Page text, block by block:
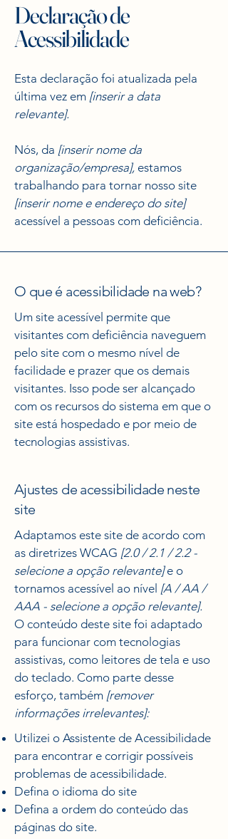
Declaração de
Acessibilidade
Esta declaração foi atualizada pela
última vez em [inserir a data
relevante].
Nós, da [inserir nome da
organização/empresa], estamos
trabalhando para tornar nosso site
[inserir nome e endereço do site]
acessível a pessoas com deficiência.
O que é acessibilidade na web?
Um site acessível permite que
visitantes com deficiência naveguem
pelo site com o mesmo nível de
facilidade e prazer que os demais
visitantes. Isso pode ser alcançado
com os recursos do sistema em que o
site está hospedado e por meio de
tecnologias assistivas.
Ajustes de acessibilidade neste
site
Adaptamos este site de acordo com
as diretrizes WCAG [2.0 / 2.1 / 2.2 -
selecione a opção relevante]e o
tornamos acessível ao nível [A / AA /
AAA - selecione a opção relevante].
O conteúdo deste site foi adaptado
para funcionar com tecnologias
assistivas, como leitores de tela e uso
do teclado. Como parte desse
esforço, também [remover
informações irrelevantes]:
Utilizei o Assistente de Acessibilidade
para encontrar e corrigir possíveis
problemas de acessibilidade.
Defina o idioma do site
Defina a ordem do conteúdo das
páginas do site.